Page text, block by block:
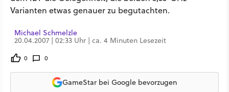
Varianten etwas genauer zu begutachten.
Michael Schmelzle
20.04.2007 | 02:33 Uhr | ca. 4 Minuten Lesezeit
0 0
GameStar bei Google bevorzugen